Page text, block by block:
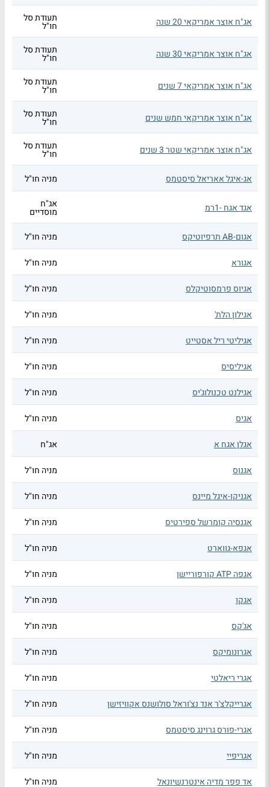
אג"ח אוצר אמריקאי 20 שנה תעודת סל
חו"ל
אג"ח אוצר אמריקאי 30 שנה תעודת סל
חו"ל
אג"ח אוצר אמריקאי 7 שנים תעודת סל
חו"ל
אג"ח אוצר אמריקאי חמש שנים תעודת סל
חו"ל
אג"ח אוצר אמריקאי שטר 3 שנים תעודת סל
חו"ל
אג-איגל אאריאל סיסטמס
מניה חו"ל
אגד אגח -1רמ אג"ח
מוסדיים
אגום-AB תרפיוטיקס
מניה חו"ל
אגורא מניה חו"ל
אגיוס פרמסוטיקלס מניה חו"ל
אגילון הלת' מניה חו"ל
אגיליטי ריל אסטייט מניה חו"ל
אגיליסיס מניה חו"ל
אגילנט טכנולוג'יס מניה חו"ל
אגיס מניה חו"ל
אגלן אגח א אג"ח
אגנוס מניה חו"ל
אגניקו-איגל מיינס מניה חו"ל
אגנסיה קומרשל ספירטיס מניה חו"ל
אגפא-גווארט מניה חו"ל
אגפה ATP קורפוריישן מניה חו"ל
אגקו מניה חו"ל
אג'קס מניה חו"ל
אגרונומיקס מניה חו"ל
אגרי ריאלטי מניה חו"ל
אגרייקלצ'ר אנד נצ'וראל סולושנס אקוויזישן מניה חו"ל
אגרי-פורס גרוינג סיסטמס מניה חו"ל
אגריפיי מניה חו"ל
אד פפר מדיה אינטרנשיונאל מניה חו"ל